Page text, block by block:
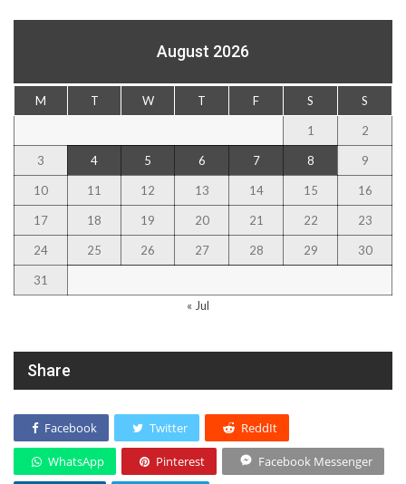
August 2026
M T W T F S S
1 2
3 4 5 6 7 8 9
10 11 12 13 14 15 16
17 18 19 20 21 22 23
24 25 26 27 28 29 30
31
« Jul
Share
Facebook Twitter ReddIt
WhatsApp Pinterest Facebook Messenger